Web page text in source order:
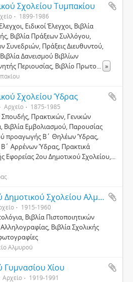
Σχολείου Τυμπακίου
1899-1986
Eιδικοί Έλεγχοι, Bιβλία
Βιβλία Πράξεων Συλλόγου,
Συνεδριών, Πράξεις Διευθυντού,
Δανεισμού Bιβλίων
Περιουσίας, Bιβλίο Πρωτο... »
Σχολείου Ύδρας
Αρχείο 1875-1985
Σπουδής, Πρακτικών, Γενικών
Βιβλία Εμβολιασμού, Παρουσίας
προαγωγής Β΄ Θηλέων Ύδρας,
Αρρένων Ύδρας, Πρακτικά
Εφορείας 2ου Δημοτικού Σχολείου,...
Αρχείο 2ου Μικτού Δημοτικού Σχολείου Αλμυρού
1915-1960
Βιβλία Πιστοποιητικών
Βιβλία Σχολικής
Αλμυρού
Γυμνασίου Χίου
Αρχείο 1919-1991